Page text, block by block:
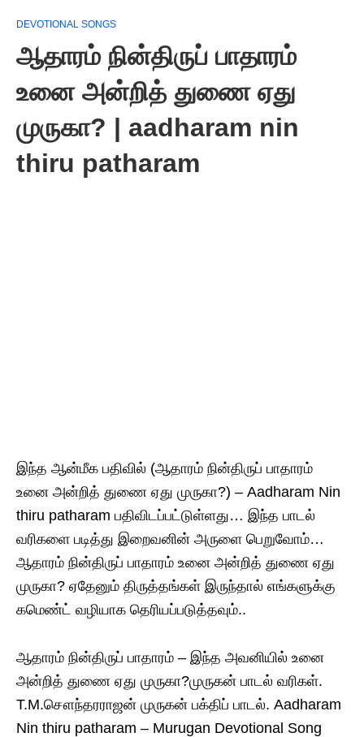
DEVOTIONAL SONGS
ஆதாரம் நின்திருப் பாதாரம்
உனை அன்றித் துணை ஏது
முருகா? | aadharam nin
thiru patharam
இந்த ஆன்மீக பதிவில் (ஆதாரம் நின்திருப் பாதாரம்
உனை அன்றித் துணை ஏது முருகா?) – Aadharam Nin
thiru patharam பதிவிடப்பட்டுள்ளது… இந்த பாடல்
வரிகளை படித்து இறைவனின் அருளை பெறுவோம்…
ஆதாரம் நின்திருப் பாதாரம் உனை அன்றித் துணை ஏது
முருகா? ஏதேனும் திருத்தங்கள் இருந்தால் எங்களுக்கு
கமெண்ட் வழியாக தெரியப்படுத்தவும்..
ஆதாரம் நின்திருப் பாதாரம் – இந்த அவனியில் உனை
அன்றித் துணை ஏது முருகா?முருகன் பாடல் வரிகள்.
T.M.சௌந்தரராஜன் முருகன் பக்திப் பாடல். Aadharam
Nin thiru patharam – Murugan Devotional Song